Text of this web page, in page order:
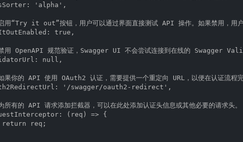
'alpha',
“Try it out”按钮，用户可以通过界面直接测试 API 操作。如果禁用，用户
true,
OpenAPI 规范验证，Swagger UI 不会尝试连接到在线的 Swagger
null,
你的 API 使用 OAuth2 认证，需要提供一个重定向 URL，以便在认证流程
'/swagger/oauth2-redirect',
有的 API 请求添加拦截器，可以在此处添加认证头信息或其他必要的请求头。
(req) => {
req;